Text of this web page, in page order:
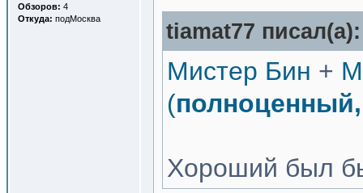
Обзоров: 4
Откуда: подМосква
tiamat77 писал(a):
Мистер Бин +
(полноценный,
Хороший был